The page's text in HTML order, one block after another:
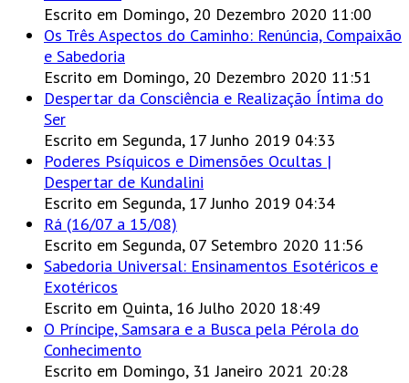
Escrito em Domingo, 20 Dezembro 2020 11:00
Os Três Aspectos do Caminho: Renúncia, Compaixão
e Sabedoria
Escrito em Domingo, 20 Dezembro 2020 11:51
Despertar da Consciência e Realização Íntima do
Ser
Escrito em Segunda, 17 Junho 2019 04:33
Poderes Psíquicos e Dimensões Ocultas |
Despertar de Kundalini
Escrito em Segunda, 17 Junho 2019 04:34
Rá (16/07 a 15/08)
Escrito em Segunda, 07 Setembro 2020 11:56
Sabedoria Universal: Ensinamentos Esotéricos e
Exotéricos
Escrito em Quinta, 16 Julho 2020 18:49
O Príncipe, Samsara e a Busca pela Pérola do
Conhecimento
Escrito em Domingo, 31 Janeiro 2021 20:28